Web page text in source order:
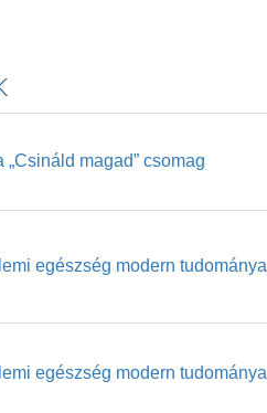
magad” csomag
egészség modern tudománya
egészség modern tudománya